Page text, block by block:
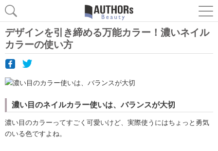
デザインを引き締める万能カラー！濃いネイル
カラーの使い方
濃い目のネイルカラー使いは、バランスが大切
濃い目のカラーってすごく可愛いけど、実際使うにはちょっと勇気
のいる色ですよね。